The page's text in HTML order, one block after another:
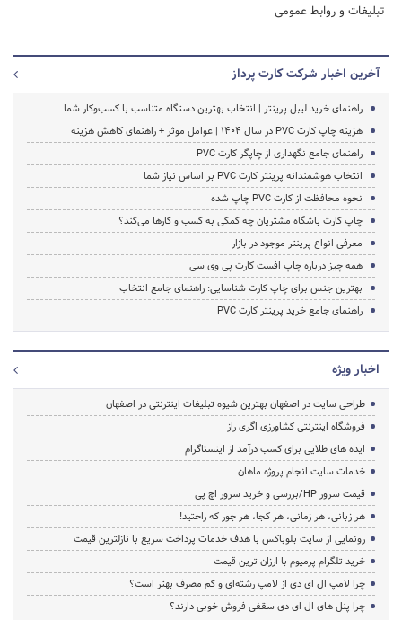
تبلیغات و روابط عمومی
آخرین اخبار شرکت کارت پرداز
راهنمای خرید لیبل پرینتر | انتخاب بهترین دستگاه متناسب با کسب‌وکار شما
هزینه چاپ کارت PVC در سال ۱۴۰۴ | عوامل موثر + راهنمای کاهش هزینه
راهنمای جامع نگهداری از چاپگر کارت PVC
انتخاب هوشمندانه پرینتر کارت PVC بر اساس نیاز شما
نحوه محافظت از کارت PVC چاپ شده
چاپ کارت باشگاه مشتریان چه کمکی به کسب و کارها می‌کند؟
معرفی انواع پرینتر موجود در بازار
همه چیز درباره چاپ افست کارت پی وی سی
بهترین جنس برای چاپ کارت شناسایی: راهنمای جامع انتخاب
راهنمای جامع خرید پرینتر کارت PVC
اخبار ویژه
طراحی سایت در اصفهان بهترین شیوه تبلیغات اینترنتی در اصفهان
فروشگاه اینترنتی کشاورزی اگری راز
ایده های طلایی برای کسب درآمد از اینستاگرام
خدمات سایت انجام پروژه ماهان
قیمت سرور HP/بررسی و خرید سرور اچ پی
هر زبانی، هر زمانی، هر کجا، هر جور که راحتید!
رونمایی از سایت بلوباکس با هدف خدمات پرداخت سریع با نازلترین قیمت
خرید تلگرام پرمیوم با ارزان ترین قیمت
چرا لامپ ال ای دی از لامپ رشته‌ای و کم مصرف بهتر است؟
چرا پنل های ال ای دی سقفی فروش خوبی دارند؟